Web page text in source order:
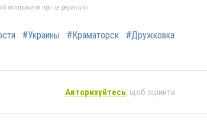
повідомити про це редакцію
#Украины #Краматорск
#Дружковка
Авторизуйтесь, щоб оцінити